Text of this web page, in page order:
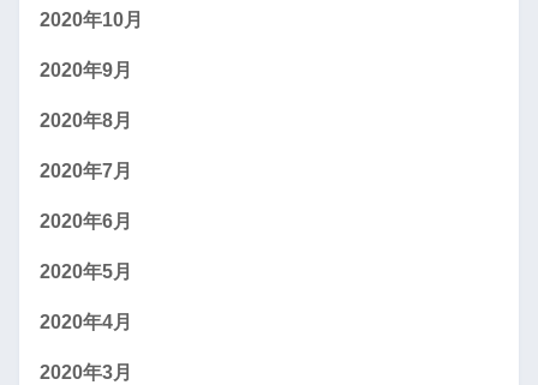
2020年10月
2020年9月
2020年8月
2020年7月
2020年6月
2020年5月
2020年4月
2020年3月